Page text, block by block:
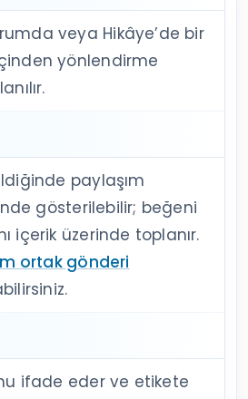
veya Hikâye’de bir
yönlendirme
paylaşım
gösterilebilir; beğeni
içerik üzerinde toplanır.
ortak gönderi
ifade eder ve etikete